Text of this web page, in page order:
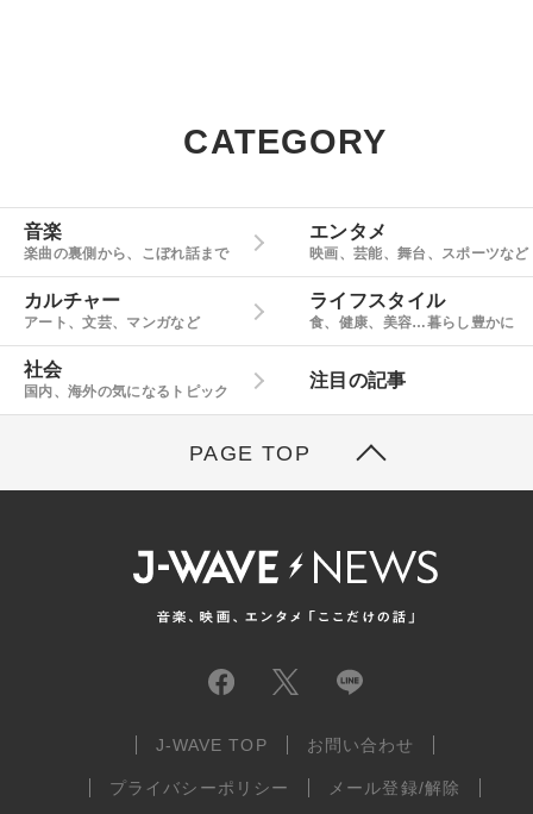
CATEGORY
音楽
楽曲の裏側から、こぼれ話まで
エンタメ
映画、芸能、舞台、スポーツなど
カルチャー
アート、文芸、マンガなど
ライフスタイル
食、健康、美容…暮らし豊かに
社会
国内、海外の気になるトピック
注目の記事
PAGE TOP
J-WAVE TOP お問い合わせ
プライバシーポリシー メール登録/解除